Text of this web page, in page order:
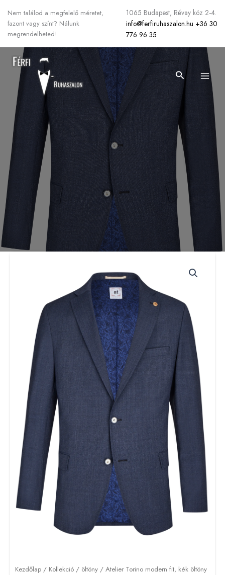
Nem találod a megfelelő méretet,
fazont vagy színt? Nálunk
megrendelheted!
1065 Budapest, Révay köz 2-4.
info@ferfiruhaszalon.hu +36 30
776 96 35
Search
Kezdőlap / Kollekció / öltöny / Atelier Torino modern fit, kék öltöny